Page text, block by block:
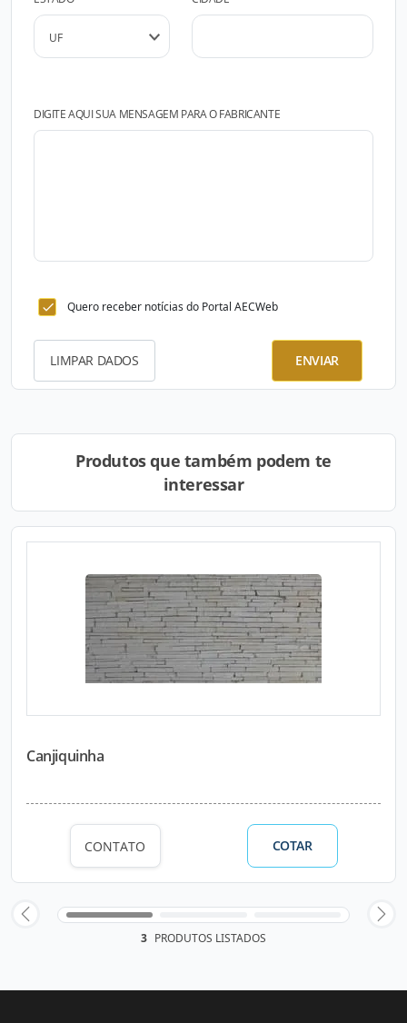
DIGITE AQUI SUA MENSAGEM PARA O FABRICANTE
Quero receber notícias do Portal AECWeb
LIMPAR DADOS ENVIAR
Produtos que também podem te
interessar
Canjiquinha
CONTATO COTAR
3 PRODUTOS LISTADOS